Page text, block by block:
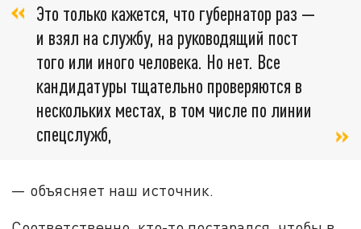
Это только кажется, что губернатор раз —
и взял на службу, на руководящий пост
того или иного человека. Но нет. Все
кандидатуры тщательно проверяются в
нескольких местах, в том числе по линии
спецслужб,
— объясняет наш источник.